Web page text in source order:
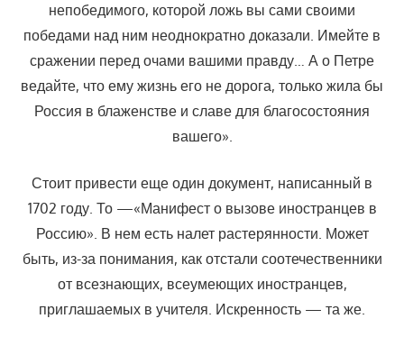
непобедимого, которой ложь вы сами своими
победами над ним неоднократно доказали. Имейте в
сражении перед очами вашими правду… А о Петре
ведайте, что ему жизнь его не дорога, только жила бы
Россия в блаженстве и славе для благосостояния
вашего».
Стоит привести еще один документ, написанный в
1702 году. То —«Манифест о вызове иностранцев в
Россию». В нем есть налет растерянности. Может
быть, из-за понимания, как отстали соотечественники
от всезнающих, всеумеющих иностранцев,
приглашаемых в учителя. Искренность — та же.